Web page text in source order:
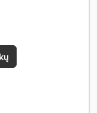
suodžių filtras,